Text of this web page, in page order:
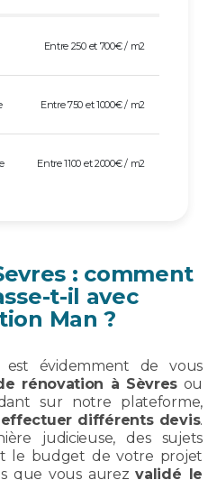
Entre 250 et 700€ / m2
Entre 750 et 1000€ / m2
Entre 1100 et 2000€ / m2
: comment
t-il avec
Man ?
est évidemment de vous
rénovation à Sèvres ou
sur notre plateforme,
effectuer différents devis.
judicieuse, des sujets
le budget de votre projet
que vous aurezvalidé le